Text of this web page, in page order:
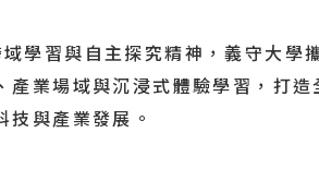
習與自主探究精神，義守大學
業場域與沉浸式體驗學習，打
與產業發展。